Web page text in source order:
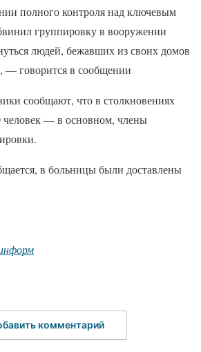
полного контроля над ключевым
группировку в вооружении
людей, бежавших из своих домов
— говорится в сообщении
сообщают, что в столкновениях
человек — в основном, члены
в больницы были доставлены
комментарий